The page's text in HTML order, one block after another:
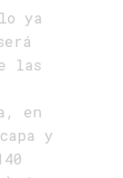
ya
las
en
y